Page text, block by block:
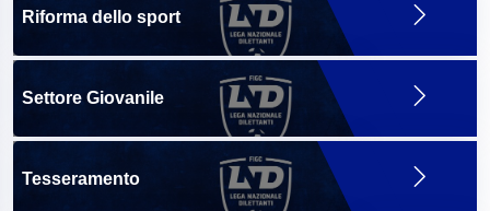
Riforma dello sport
Settore Giovanile
Tesseramento